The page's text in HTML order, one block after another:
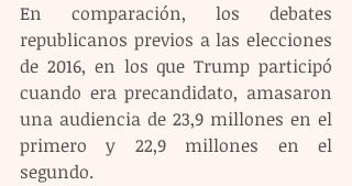
En comparación, los debates
republicanos previos a las elecciones
de 2016, en los que Trump participó
cuando era precandidato, amasaron
una audiencia de 23,9 millones en el
primero y 22,9 millones en el
segundo.